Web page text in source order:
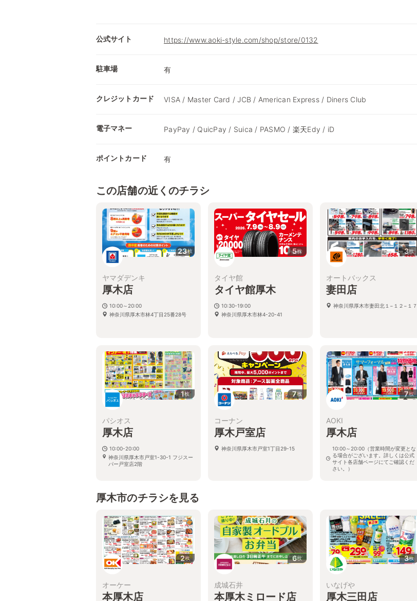
公式サイト https://www.aoki-style.com/shop/store/0132
駐車場 有
クレジットカード VISA / Master Card / JCB / American Express / Diners Club
電子マネー PayPay / QuicPay / Suica / PASMO / 楽天Edy / iD
ポイントカード 有
この店舗の近くのチラシ
23枚
ヤマダデンキ
厚木店
10:00～20:00
神奈川県厚木市林4丁目25番28号
5枚
タイヤ館
タイヤ館厚木
10:30-19:00
神奈川県厚木市林4-20-41
3枚
オートバックス
妻田店
神奈川県厚木市妻田北１−１２−１７
1枚
パシオス
厚木店
10:00-20:00
神奈川県厚木市戸室1-30-1 フジスー
パー戸室店2階
7枚
コーナン
厚木戸室店
神奈川県厚木市戸室1丁目29-15
7枚
AOKI
厚木店
10:00～20:00（営業時間が変更とな
る場合がございます。詳しくは公式
サイト各店舗ページにてご確認くだ
さい。）
厚木市のチラシを見る
2枚
オーケー
本厚木店
6枚
成城石井
本厚木ミロード店
3枚
いなげや
厚木三田店